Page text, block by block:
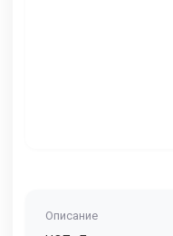
Описание